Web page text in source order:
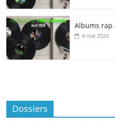
Albums rap
4 mai 2026
Dossiers